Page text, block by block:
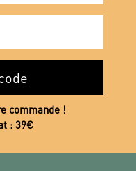
commande !
: 39€